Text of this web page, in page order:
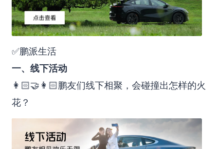
✅鹏派生活
一、线下活动
👩🏻‍🤝‍👩🏻鹏友们线下相聚，会碰撞出怎样的火
花？